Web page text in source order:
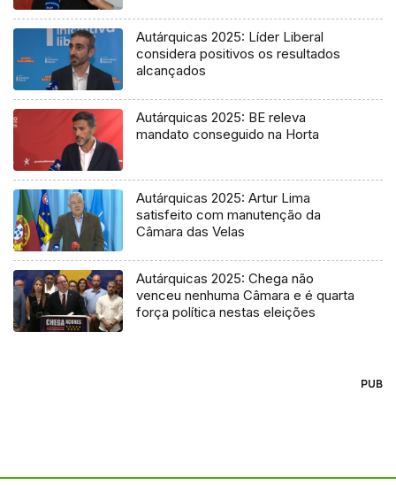
Autárquicas 2025: Líder Liberal
considera positivos os resultados
alcançados
Autárquicas 2025: BE releva
mandato conseguido na Horta
Autárquicas 2025: Artur Lima
satisfeito com manutenção da
Câmara das Velas
Autárquicas 2025: Chega não
venceu nenhuma Câmara e é quarta
força política nestas eleições
PUB